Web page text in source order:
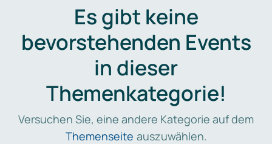
Es gibt keine
bevorstehenden Events
in dieser
Themenkategorie!
Versuchen Sie, eine andere Kategorie auf dem
Themenseite auszuwählen.